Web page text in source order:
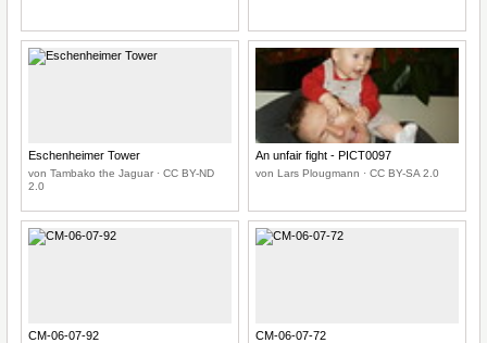
Eschenheimer Tower
von Tambako the Jaguar · CC BY-ND
2.0
An unfair fight - PICT0097
von Lars Plougmann · CC BY-SA 2.0
CM-06-07-92 CM-06-07-72